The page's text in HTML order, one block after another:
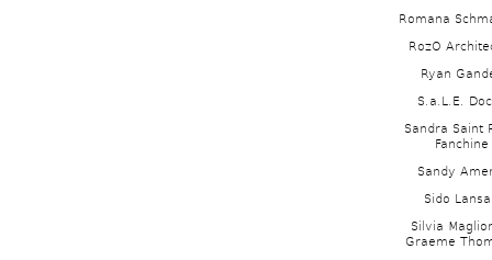
Romana
RozO
Ryan
S.a.L.E.
Sandra Saint
Fanchine
Sandy
Sido
Silvia
Graeme